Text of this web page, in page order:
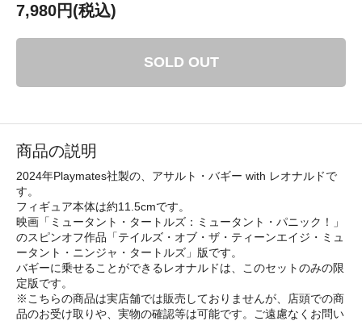
7,980円(税込)
SOLD OUT
商品の説明
2024年Playmates社製の、アサルト・バギー with レオナルドで
す。
フィギュア本体は約11.5cmです。
映画「ミュータント・タートルズ：ミュータント・パニック！」
のスピンオフ作品「テイルズ・オブ・ザ・ティーンエイジ・ミュ
ータント・ニンジャ・タートルズ」版です。
バギーに乗せることができるレオナルドは、このセットのみの限
定版です。
※こちらの商品は実店舗では販売しておりませんが、店頭での商
品のお受け取りや、実物の確認等は可能です。ご遠慮なくお問い